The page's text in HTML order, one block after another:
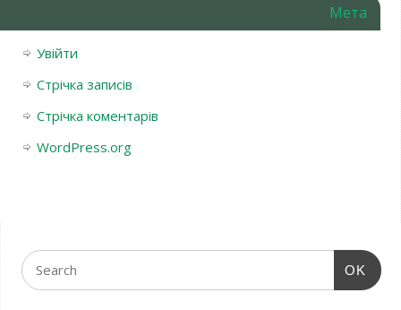
Мета
Увійти
Стрічка записів
Стрічка коментарів
WordPress.org
OK